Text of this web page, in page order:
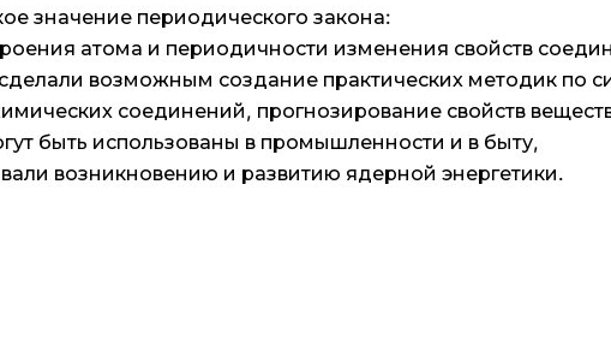
значение периодического закона:
атома и периодичности изменения свойств
возможным создание практических методик по
соединений, прогнозирование свойств
быть использованы в промышленности и в быту,
возникновению и развитию ядерной энергетики.